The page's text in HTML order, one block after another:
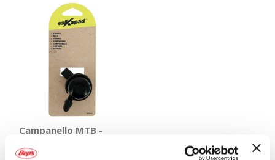
Campanello MTB -
ESKAPAD